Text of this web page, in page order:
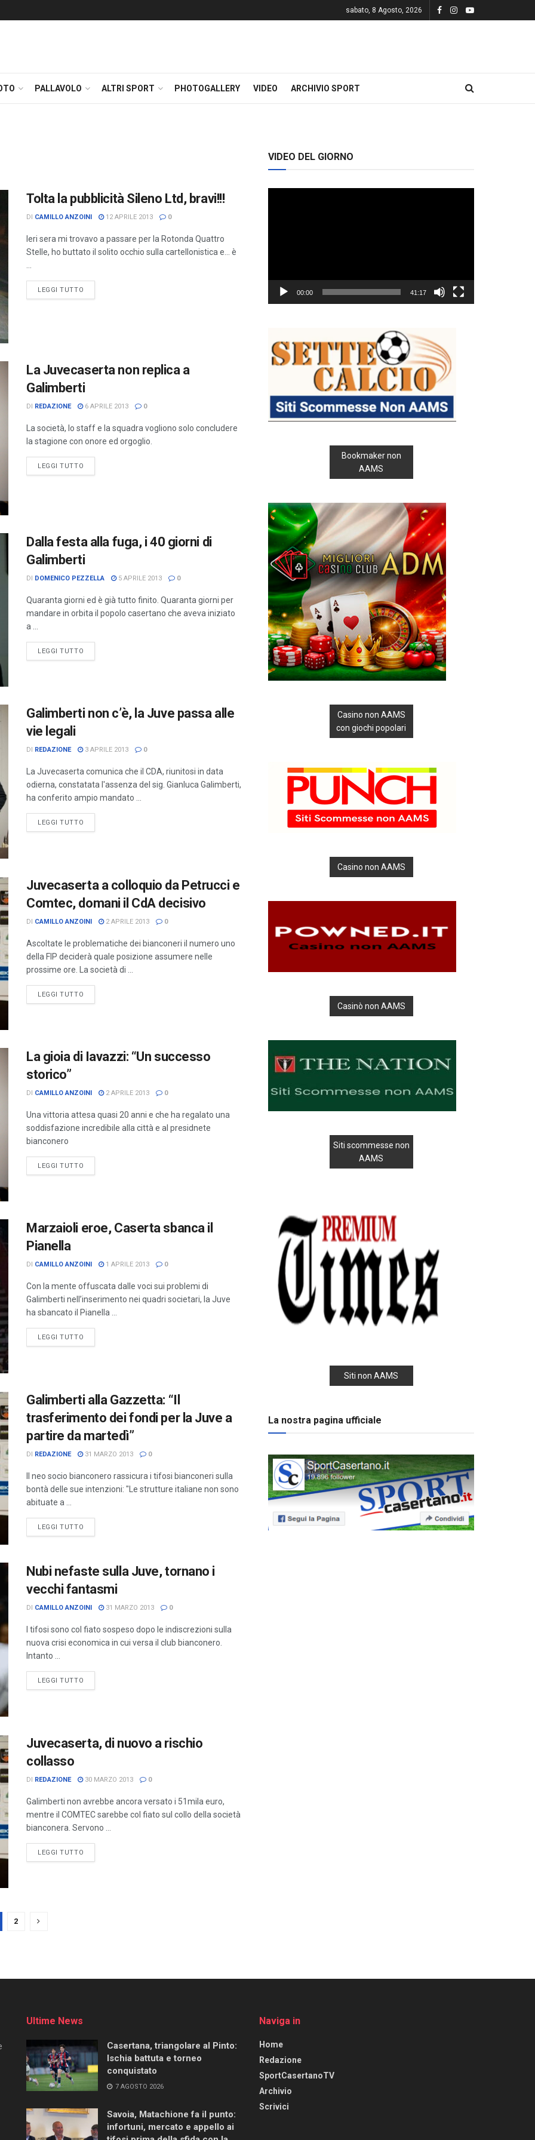
sabato, 8 Agosto, 2026
PALLAVOLO ALTRI SPORT PHOTOGALLERY VIDEO ARCHIVIO SPORT
Tolta la pubblicità Sileno Ltd, bravi!!!
DI CAMILLO ANZOINI 12 APRILE 2013 0
Ieri sera mi trovavo a passare per la Rotonda Quattro
Stelle, ho buttato il solito occhio sulla cartellonistica e... è
LEGGI TUTTO
La Juvecaserta non replica a
Galimberti
DI REDAZIONE 6 APRILE 2013 0
La società, lo staff e la squadra vogliono solo concludere
la stagione con onore ed orgoglio.
LEGGI TUTTO
Dalla festa alla fuga, i 40 giorni di
Galimberti
DI DOMENICO PEZZELLA 5 APRILE 2013 0
Quaranta giorni ed è già tutto finito. Quaranta giorni per
mandare in orbita il popolo casertano che aveva iniziato
a ...
LEGGI TUTTO
Galimberti non c’è, la Juve passa alle
vie legali
DI REDAZIONE 3 APRILE 2013 0
La Juvecaserta comunica che il CDA, riunitosi in data
odierna, constatata l'assenza del sig. Gianluca Galimberti,
ha conferito ampio mandato ...
LEGGI TUTTO
Juvecaserta a colloquio da Petrucci e
Comtec, domani il CdA decisivo
DI CAMILLO ANZOINI 2 APRILE 2013 0
Ascoltate le problematiche dei bianconeri il numero uno
della FIP deciderà quale posizione assumere nelle
prossime ore. La società di ...
LEGGI TUTTO
La gioia di Iavazzi: “Un successo
storico”
DI CAMILLO ANZOINI 2 APRILE 2013 0
Una vittoria attesa quasi 20 anni e che ha regalato una
soddisfazione incredibile alla città e al presidnete
bianconero
LEGGI TUTTO
Marzaioli eroe, Caserta sbanca il
Pianella
DI CAMILLO ANZOINI 1 APRILE 2013 0
Con la mente offuscata dalle voci sui problemi di
Galimberti nell’inserimento nei quadri societari, la Juve
ha sbancato il Pianella ...
LEGGI TUTTO
Galimberti alla Gazzetta: “Il
trasferimento dei fondi per la Juve a
partire da martedì”
DI REDAZIONE 31 MARZO 2013 0
Il neo socio bianconero rassicura i tifosi bianconeri sulla
bontà delle sue intenzioni: "Le strutture italiane non sono
abituate a ...
LEGGI TUTTO
Nubi nefaste sulla Juve, tornano i
vecchi fantasmi
DI CAMILLO ANZOINI 31 MARZO 2013 0
I tifosi sono col fiato sospeso dopo le indiscrezioni sulla
nuova crisi economica in cui versa il club bianconero.
Intanto ...
LEGGI TUTTO
Juvecaserta, di nuovo a rischio
collasso
DI REDAZIONE 30 MARZO 2013 0
Galimberti non avrebbe ancora versato i 51mila euro,
mentre il COMTEC sarebbe col fiato sul collo della società
bianconera. Servono ...
LEGGI TUTTO
2
VIDEO DEL GIORNO
00:00 41:17
Bookmaker non
AAMS
Casino non AAMS
con giochi popolari
Casino non AAMS
Casinò non AAMS
Siti scommesse non
AAMS
Siti non AAMS
La nostra pagina ufficiale
Ultime News
Casertana, triangolare al Pinto:
Ischia battuta e torneo
conquistato
7 AGOSTO 2026
Savoia, Matachione fa il punto:
infortuni, mercato e appello ai
Naviga in
Home
Redazione
SportCasertanoTV
Archivio
Scrivici